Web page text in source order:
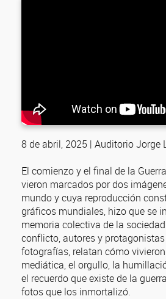
8 de abril, 2025 | Auditorio Jorge
El comienzo y el final de la
vieron marcados por dos
mundo y cuya reproducción
gráficos mundiales, hizo que se
memoria colectiva de la
conflicto, autores y
fotografías, relatan cómo
mediática, el orgullo, la
el recuerdo que existe de la
fotos que los inmortalizó.